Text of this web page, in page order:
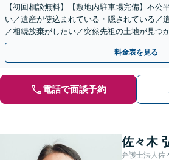
【初回相談無料】【敷地内駐車場完備】不公
い／遺産が使込まれている・隠されている／
／相続放棄がしたい／突然先祖の土地が見つ
父・母の無念を晴らしたい
料金表を見る
電話で面談予約
佐々木
弁護士法人佐